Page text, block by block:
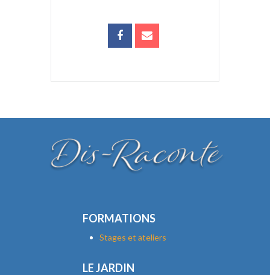
FORMATIONS
Stages et ateliers
LE JARDIN